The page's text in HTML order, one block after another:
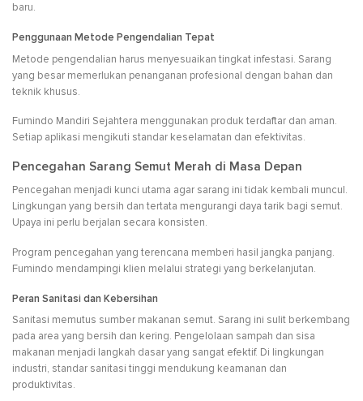
baru.
Penggunaan Metode Pengendalian Tepat
Metode pengendalian harus menyesuaikan tingkat infestasi. Sarang
yang besar memerlukan penanganan profesional dengan bahan dan
teknik khusus.
Fumindo Mandiri Sejahtera menggunakan produk terdaftar dan aman.
Setiap aplikasi mengikuti standar keselamatan dan efektivitas.
Pencegahan Sarang Semut Merah di Masa Depan
Pencegahan menjadi kunci utama agar sarang ini tidak kembali muncul.
Lingkungan yang bersih dan tertata mengurangi daya tarik bagi semut.
Upaya ini perlu berjalan secara konsisten.
Program pencegahan yang terencana memberi hasil jangka panjang.
Fumindo mendampingi klien melalui strategi yang berkelanjutan.
Peran Sanitasi dan Kebersihan
Sanitasi memutus sumber makanan semut. Sarang ini sulit berkembang
pada area yang bersih dan kering. Pengelolaan sampah dan sisa
makanan menjadi langkah dasar yang sangat efektif. Di lingkungan
industri, standar sanitasi tinggi mendukung keamanan dan
produktivitas.